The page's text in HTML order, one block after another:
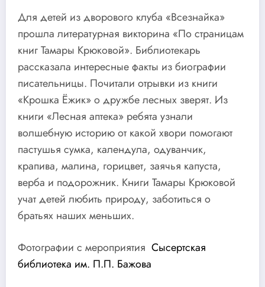
Для детей из дворового клуба «Всезнайка»
прошла литературная викторина «По страницам
книг Тамары Крюковой». Библиотекарь
рассказала интересные факты из биографии
писательницы. Почитали отрывки из книги
«Крошка Ёжик» о дружбе лесных зверят. Из
книги «Лесная аптека» ребята узнали
волшебную историю от какой хвори помогают
пастушья сумка, календула, одуванчик,
крапива, малина, горицвет, заячья капуста,
верба и подорожник. Книги Тамары Крюковой
учат детей любить природу, заботиться о
братьях наших меньших.
Фотографии с мероприятия Сысертская
библиотека им. П.П. Бажова